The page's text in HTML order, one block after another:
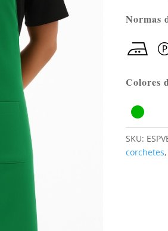
Normas
Colores
SKU:
corchetes,